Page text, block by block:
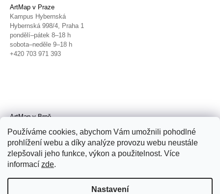
Používáme cookies, abychom Vám umožnili pohodlné
prohlížení webu a díky analýze provozu webu neustále
zlepšovali jeho funkce, výkon a použitelnost. Více
informací zde.
Nastavení
ArtMap v Praze
Kampus Hybernská
Hybernská 998/4, Praha 1
pondělí–pátek 8–18 h
sobota–neděle 9–18 h
+420 703 971 393
ArtMap v Brně
Radnická 4, Brno
úterý–pátek 11–19 h
sobota 14–19 h
+420 702 152 298